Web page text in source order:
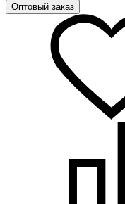
Оптовый заказ